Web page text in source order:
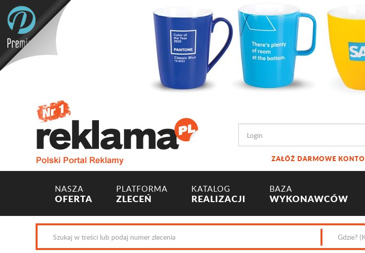
ZAŁÓŻ DARMOWE KONTO
NASZA
OFERTA
PLATFORMA
ZLECEŃ
KATALOG
REALIZACJI
BAZA
WYKONAWCÓW